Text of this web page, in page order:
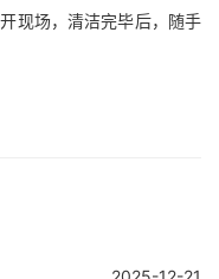
现场，清洁完毕后，随手